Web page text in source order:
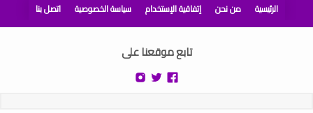
الرئيسية من نحن إتفاقية الإستخدام سياسة الخصوصية اتصل بنا
تابع موقعنا على